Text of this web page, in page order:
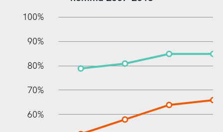
100%
90%
80%
70%
60%